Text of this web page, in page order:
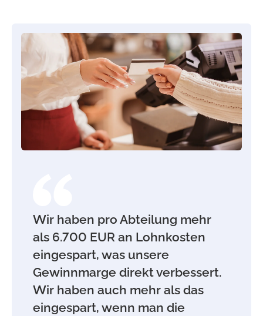
Wir haben pro Abteilung mehr
als 6.700 EUR an Lohnkosten
eingespart, was unsere
Gewinnmarge direkt verbessert.
Wir haben auch mehr als das
eingespart, wenn man die